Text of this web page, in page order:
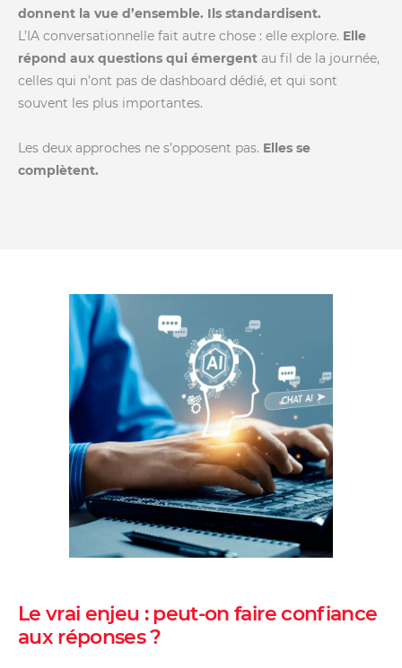
donnent la vue d’ensemble. Ils standardisent.
L’IA conversationnelle fait autre chose : elle explore. Elle
répond aux questions qui émergent au fil de la journée,
celles qui n’ont pas de dashboard dédié, et qui sont
souvent les plus importantes.
Les deux approches ne s’opposent pas. Elles se
complètent.
Le vrai enjeu : peut-on faire confiance
aux réponses ?